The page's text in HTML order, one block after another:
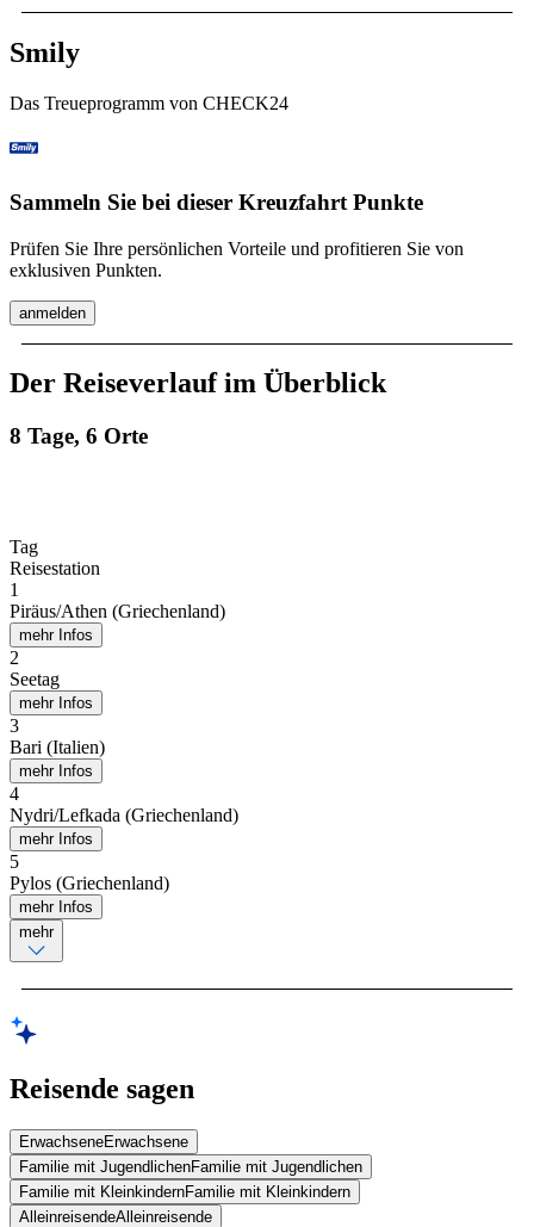
Smily
Das Treueprogramm von CHECK24
Sammeln Sie bei dieser Kreuzfahrt Punkte
Prüfen Sie Ihre persönlichen Vorteile und profitieren Sie von
exklusiven Punkten.
anmelden
Der Reiseverlauf im Überblick
8 Tage, 6 Orte
Tag
Reisestation
1
Piräus/Athen (Griechenland)
mehr Infos
2
Seetag
mehr Infos
3
Bari (Italien)
mehr Infos
4
Nydri/Lefkada (Griechenland)
mehr Infos
5
Pylos (Griechenland)
mehr Infos
mehr
Reisende sagen
ErwachseneErwachsene
Familie mit JugendlichenFamilie mit Jugendlichen
Familie mit KleinkindernFamilie mit Kleinkindern
AlleinreisendeAlleinreisende